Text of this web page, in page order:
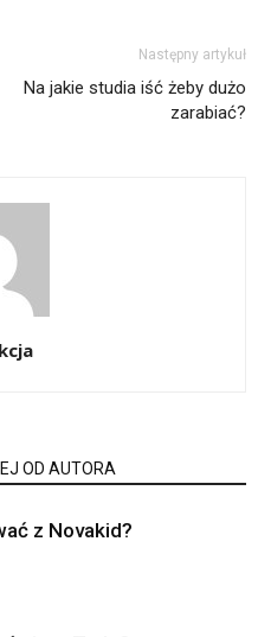
Następny artykuł
Na jakie studia iść żeby dużo
zarabiać?
OD AUTORA
z Novakid?